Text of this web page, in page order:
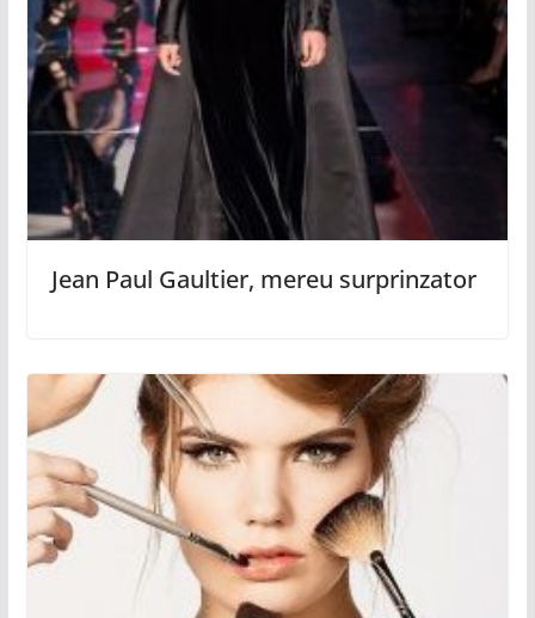
Jean Paul Gaultier, mereu surprinzator